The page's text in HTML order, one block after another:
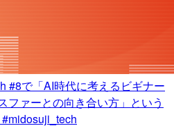
#8で「AI時代に考えるビギナー
ファーとの向き合い方」という